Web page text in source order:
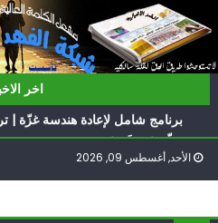
to
content
اخر
ناشطة أمريكية يهودية تدعو الدول
أيّ تحدّيات يواجهها حزب الله؟
برنامج شامل لإعادة هندسة غزّة |
سلّموا تسلَموا
الغرب يدفن اتفاقاً وُلد ميتاً | إيران
الأحد, أغسطس 09, 2026